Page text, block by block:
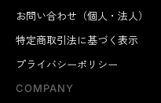
お問い合わせ（個人・法人）
特定商取引法に基づく表示
プライバシーポリシー
COMPANY